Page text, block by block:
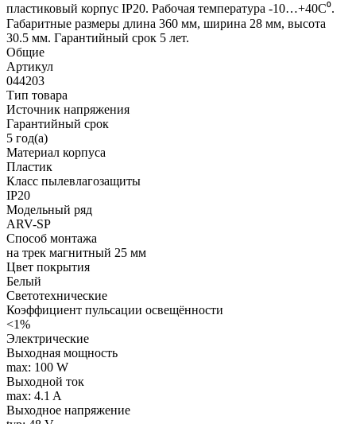
пластиковый корпус IP20. Рабочая температура -10…+40C⁰.
Габаритные размеры длина 360 мм, ширина 28 мм, высота
30.5 мм. Гарантийный срок 5 лет.
Общие
Артикул
044203
Тип товара
Источник напряжения
Гарантийный срок
5 год(а)
Материал корпуса
Пластик
Класс пылевлагозащиты
IP20
Модельный ряд
ARV-SP
Способ монтажа
на трек магнитный 25 мм
Цвет покрытия
Белый
Светотехнические
Коэффициент пульсации освещённости
<1%
Электрические
Выходная мощность
max: 100 W
Выходной ток
max: 4.1 A
Выходное напряжение